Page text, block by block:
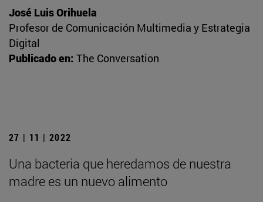
José Luis Orihuela
Profesor de Comunicación Multimedia y Estrategia
Digital
Publicado en: The Conversation
27 | 11 | 2022
Una bacteria que heredamos de nuestra
madre es un nuevo alimento